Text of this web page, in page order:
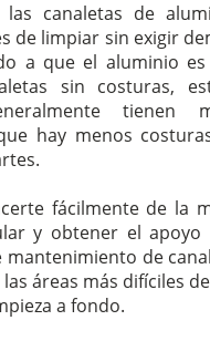
canaletas de
de limpiar sin exigir
a que el aluminio
sin costuras,
tienen
hay menos
fácilmente de la
y obtener el apoyo
mantenimiento de
áreas más difíciles
a fondo.